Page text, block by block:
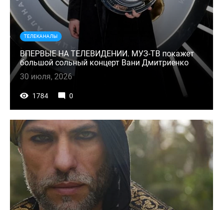
ТЕЛЕКАНАЛЫ
ВПЕРВЫЕ НА ТЕЛЕВИДЕНИИ. МУЗ-ТВ покажет
большой сольный концерт Вани Дмитриенко
30 июля, 2026
1784 0